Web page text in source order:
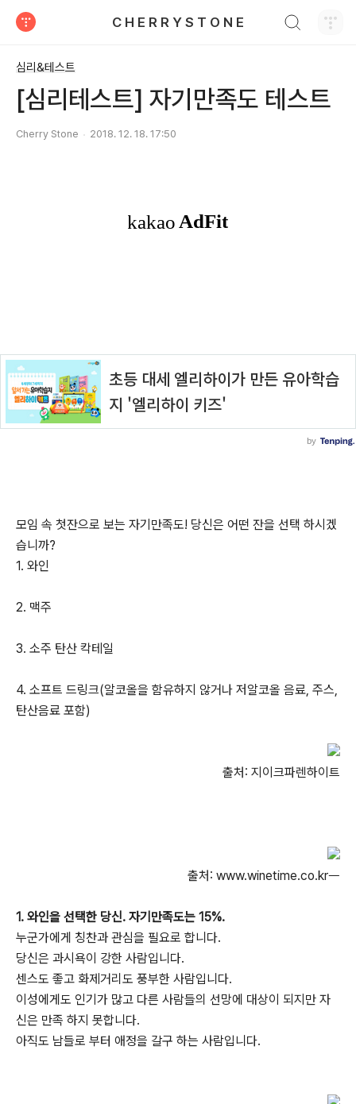
C H E R R Y S T O N E
심리&테스트
[심리테스트] 자기만족도 테스트
Cherry Stone 2018. 12. 18. 17:50
모임 속 첫잔으로 보는 자기만족도! 당신은 어떤 잔을 선택 하시겠
습니까?
1. 와인
2. 맥주
3. 소주 탄산 칵테일
4. 소프트 드링크(알코올을 함유하지 않거나 저알코올 음료, 주스,
탄산음료 포함)
출처: 지이크파렌하이트
출처: www.winetime.co.krᅳ
1. 와인을 선택한 당신. 자기만족도는 15%.
누군가에게 칭찬과 관심을 필요로 합니다.
당신은 과시욕이 강한 사람입니다.
센스도 좋고 화제거리도 풍부한 사람입니다.
이성에게도 인기가 많고 다른 사람들의 선망에 대상이 되지만 자
신은 만족 하지 못합니다.
아직도 남들로 부터 애정을 갈구 하는 사람입니다.